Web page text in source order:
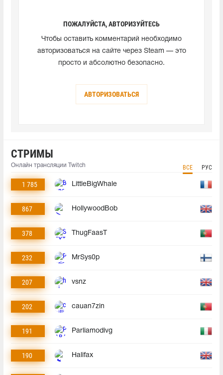
ПОЖАЛУЙСТА, АВТОРИЗУЙТЕСЬ
Чтобы оставить комментарий необходимо
авторизоваться на сайте через Steam — это
просто и абсолютно безопасно.
АВТОРИЗОВАТЬСЯ
СТРИМЫ
Онлайн трансляции Twitch ВСЕ РУС
1 785 LittleBigWhale
867 HollywoodBob
378 ThugFaasT
232 MrSys0p
207 vsnz
202 cauan7zin
191 Parliamodivg
190 Halifax